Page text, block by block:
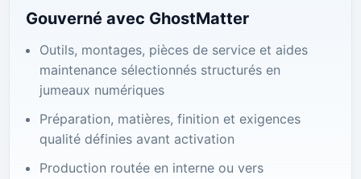
Gouverné avec GhostMatter
Outils, montages, pièces de service et aides
maintenance sélectionnés structurés en
jumeaux numériques
Préparation, matières, finition et exigences
qualité définies avant activation
Production routée en interne ou vers